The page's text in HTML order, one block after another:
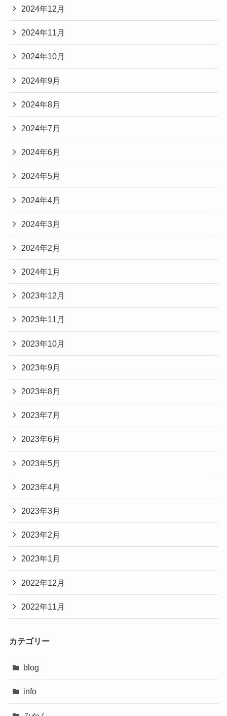
2024年12月
2024年11月
2024年10月
2024年9月
2024年8月
2024年7月
2024年6月
2024年5月
2024年4月
2024年3月
2024年2月
2024年1月
2023年12月
2023年11月
2023年10月
2023年9月
2023年8月
2023年7月
2023年6月
2023年5月
2023年4月
2023年3月
2023年2月
2023年1月
2022年12月
2022年11月
カテゴリー
blog
info